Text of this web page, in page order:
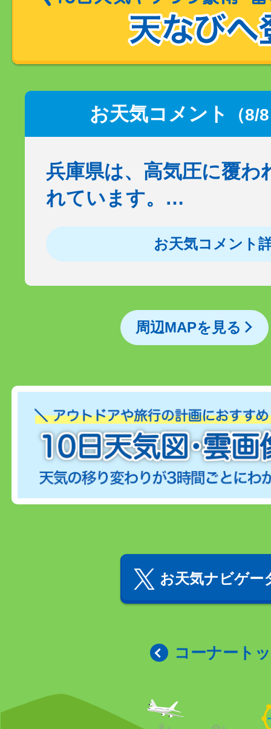
お天気コメント （8/
兵庫県は、高気圧に覆わ
れています。…
お天気コメント
周辺MAPを見る
お天気ナビゲー
コーナート